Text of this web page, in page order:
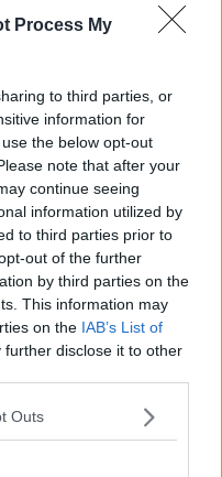
Process My
to third parties, or
information for
the below opt-out
note that after your
continue seeing
information utilized by
to third parties prior to
out of the further
by third parties on the
This information may
on the IAB’s List of
further disclose it to other
Outs